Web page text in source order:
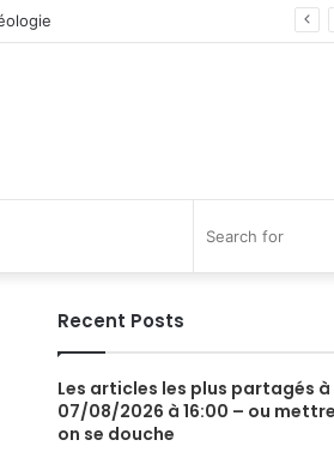
Recent Posts
Les articles les plus partagés
07/08/2026 à 16:00 – ou
on se douche